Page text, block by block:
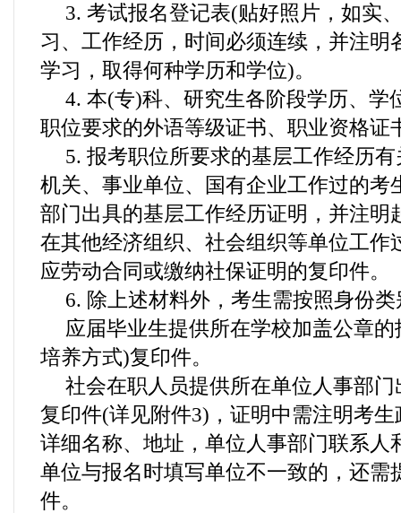
3. 考试报名登记表(贴好照片，如实
习、工作经历，时间必须连续，并注明
学习，取得何种学历和学位)。
4. 本(专)科、研究生各阶段学历、学
职位要求的外语等级证书、职业资格证
5. 报考职位所要求的基层工作经历
机关、事业单位、国有企业工作过的考
部门出具的基层工作经历证明，并注明
在其他经济组织、社会组织等单位工作
应劳动合同或缴纳社保证明的复印件。
6. 除上述材料外，考生需按照身份
应届毕业生提供所在学校加盖公章
培养方式)复印件。
社会在职人员提供所在单位人事部
复印件(详见附件3)，证明中需注明考
详细名称、地址，单位人事部门联系人
单位与报名时填写单位不一致的，还需
件。